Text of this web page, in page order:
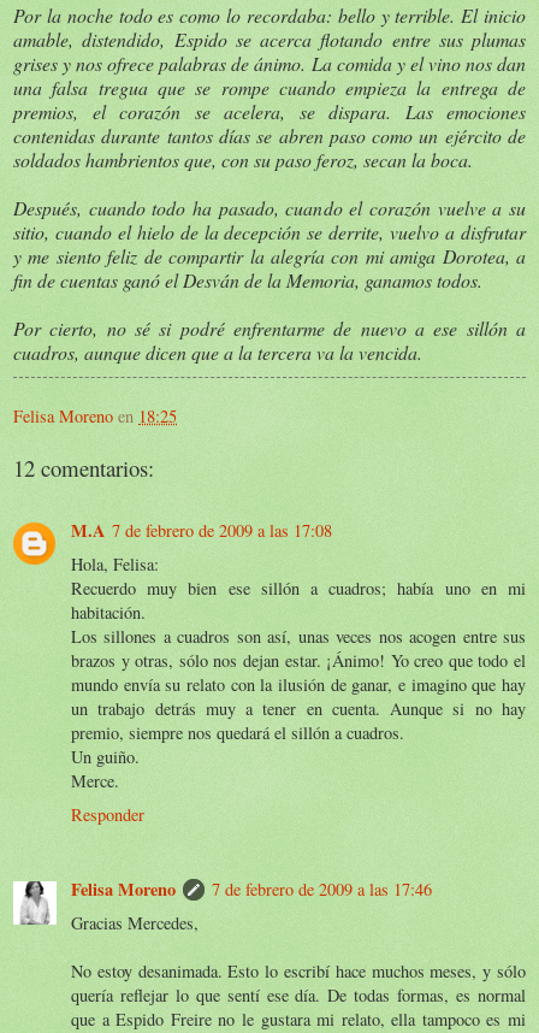
Por la noche todo es como lo recordaba: bello y terrible. El inicio
amable, distendido, Espido se acerca flotando entre sus plumas
grises y nos ofrece palabras de ánimo. La comida y el vino nos dan
una falsa tregua que se rompe cuando empieza la entrega de
premios, el corazón se acelera, se dispara. Las emociones
contenidas durante tantos días se abren paso como un ejército de
soldados hambrientos que, con su paso feroz, secan la boca.
Después, cuando todo ha pasado, cuando el corazón vuelve a su
sitio, cuando el hielo de la decepción se derrite, vuelvo a disfrutar
y me siento feliz de compartir la alegría con mi amiga Dorotea, a
fin de cuentas ganó el Desván de la Memoria, ganamos todos.
Por cierto, no sé si podré enfrentarme de nuevo a ese sillón a
cuadros, aunque dicen que a la tercera va la vencida.
Felisa Moreno en 18:25
12 comentarios:
M.A 7 de febrero de 2009 a las 17:08
Hola, Felisa:
Recuerdo muy bien ese sillón a cuadros; había uno en mi
habitación.
Los sillones a cuadros son así, unas veces nos acogen entre sus
brazos y otras, sólo nos dejan estar. ¡Ánimo! Yo creo que todo el
mundo envía su relato con la ilusión de ganar, e imagino que hay
un trabajo detrás muy a tener en cuenta. Aunque si no hay
premio, siempre nos quedará el sillón a cuadros.
Un guiño.
Merce.
Responder
Felisa Moreno
7 de febrero de 2009 a las 17:46
Gracias Mercedes,
No estoy desanimada. Esto lo escribí hace muchos meses, y sólo
quería reflejar lo que sentí ese día. De todas formas, es normal
que a Espido Freire no le gustara mi relato, ella tampoco es mi